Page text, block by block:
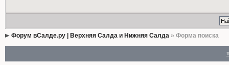
Форум вСалде.ру | Верхняя Салда и Нижняя Салда» Форма поиска